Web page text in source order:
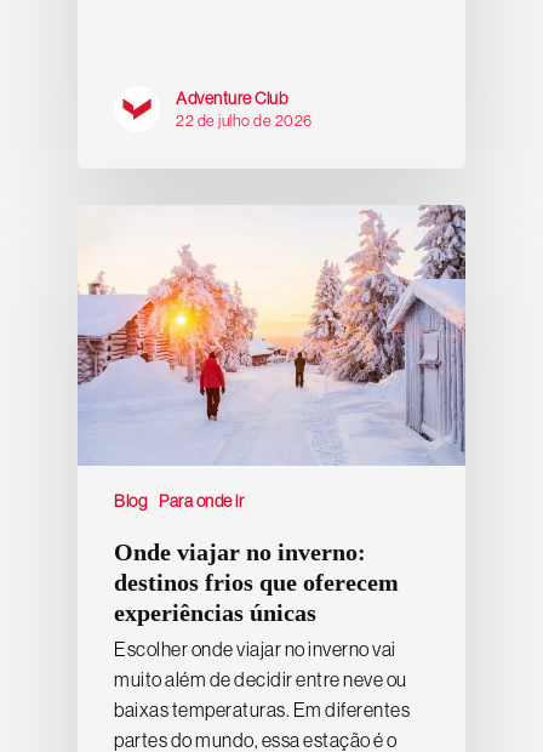
Adventure Club
22 de julho de 2026
Blog Para onde ir
Onde viajar no inverno:
destinos frios que oferecem
experiências únicas
Escolher onde viajar no inverno vai
muito além de decidir entre neve ou
baixas temperaturas. Em diferentes
partes do mundo, essa estação é o